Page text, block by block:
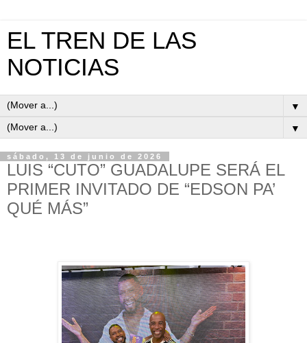
EL TREN DE LAS
NOTICIAS
▼
▼
sábado, 13 de junio de 2026
LUIS “CUTO” GUADALUPE SERÁ EL
PRIMER INVITADO DE “EDSON PA’
QUÉ MÁS”